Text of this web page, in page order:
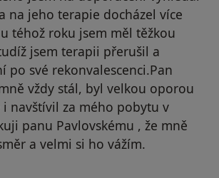
na jeho terapie docházel více
téhož roku jsem měl těžkou
jsem terapii přerušil a
po své rekonvalescenci.Pan
vždy stál, byl velkou oporou
i navštívil za mého pobytu v
panu Pavlovskému , že mně
a velmi si ho vážím.